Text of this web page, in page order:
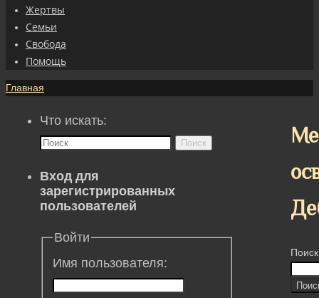
Жертвы
Семьи
Свобода
Помощь
Главная
Что искать:
Поиск
Вход для
зарегистрированных
пользователей
Войти
Имя пользователя: